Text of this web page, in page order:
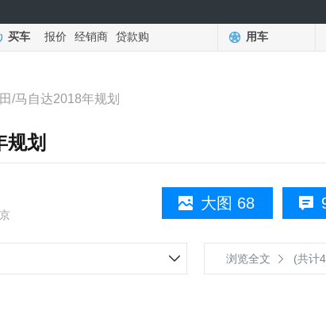
买车 报价 经销商 贷款购 用车
/马自达2018年规划
规划
大图 68
浏览全文 (共计